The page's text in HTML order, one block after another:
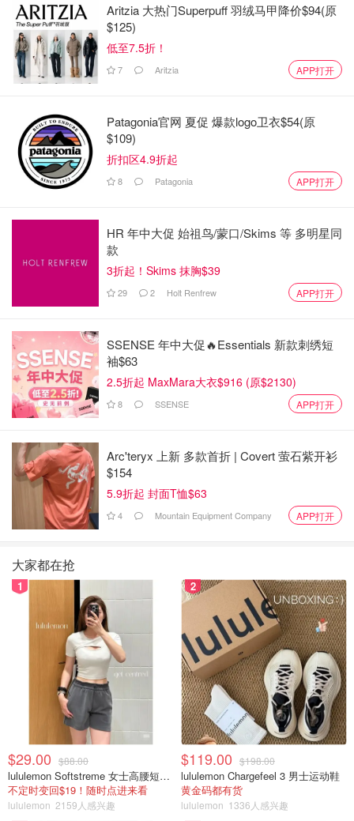
Aritzia 大热门Superpuff 羽绒马甲降价$94(原
$125)
低至7.5折！
7 Aritzia APP打开
Patagonia官网 夏促 爆款logo卫衣$54(原
$109)
折扣区4.9折起
8 Patagonia APP打开
HR 年中大促 始祖鸟/蒙口/Skims 等 多明星同
款
3折起！Skims 抹胸$39
29 2 Holt Renfrew APP打开
SSENSE 年中大促🔥Essentials 新款刺绣短
袖$63
2.5折起 MaxMara大衣$916 (原$2130)
8 SSENSE APP打开
Arc'teryx 上新 多款首折 | Covert 萤石紫开衫
$154
5.9折起 封面T恤$63
4 Mountain Equipment Company APP打开
大家都在抢
1
$29.00 $88.00
lululemon Softstreme 女士高腰短裤 10cm
不定时变回$19！随时点进来看
lululemon 2159人感兴趣
2
$119.00 $198.00
lululemon Chargefeel 3 男士运动鞋
黄金码都有货
lululemon 1336人感兴趣